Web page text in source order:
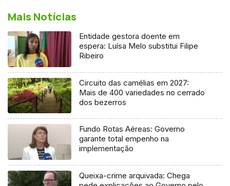
Mais Notícias
Entidade gestora doente em
espera: Luísa Melo substitui Filipe
Ribeiro
Circuito das camélias em 2027:
Mais de 400 variedades no cerrado
dos bezerros
Fundo Rotas Aéreas: Governo
garante total empenho na
implementação
Queixa-crime arquivada: Chega